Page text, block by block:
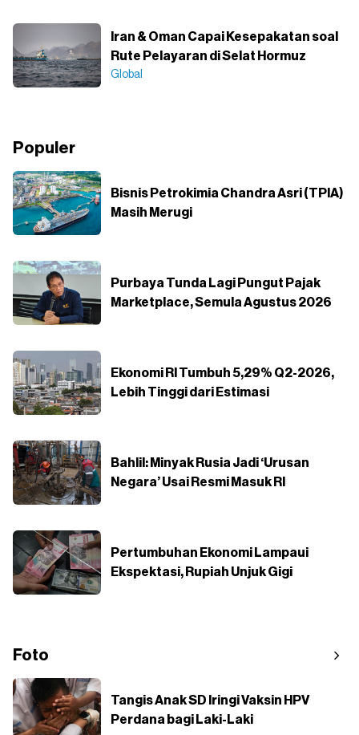
Iran & Oman Capai Kesepakatan soal
Rute Pelayaran di Selat Hormuz
Global
Populer
Bisnis Petrokimia Chandra Asri (TPIA)
Masih Merugi
Purbaya Tunda Lagi Pungut Pajak
Marketplace, Semula Agustus 2026
Ekonomi RI Tumbuh 5,29% Q2-2026,
Lebih Tinggi dari Estimasi
Bahlil: Minyak Rusia Jadi ‘Urusan
Negara’ Usai Resmi Masuk RI
Pertumbuhan Ekonomi Lampaui
Ekspektasi, Rupiah Unjuk Gigi
Foto
Tangis Anak SD Iringi Vaksin HPV
Perdana bagi Laki-Laki